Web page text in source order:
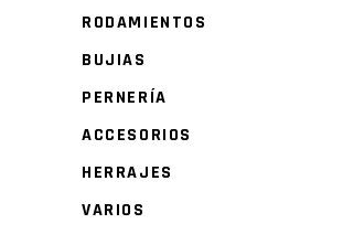
RODAMIENTOS
BUJIAS
PERNERÍA
ACCESORIOS
HERRAJES
VARIOS